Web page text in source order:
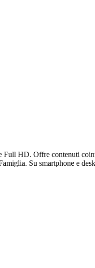
HD. Offre contenuti
Su smartphone e